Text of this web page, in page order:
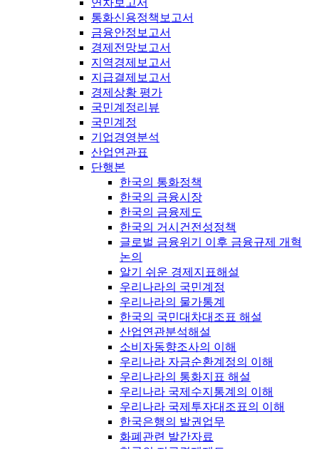
연차보고서
통화신용정책보고서
금융안정보고서
경제전망보고서
지역경제보고서
지급결제보고서
경제상황 평가
국민계정리뷰
국민계정
기업경영분석
산업연관표
단행본
한국의 통화정책
한국의 금융시장
한국의 금융제도
한국의 거시건전성정책
글로벌 금융위기 이후 금융규제 개혁
논의
알기 쉬운 경제지표해설
우리나라의 국민계정
우리나라의 물가통계
한국의 국민대차대조표 해설
산업연관분석해설
소비자동향조사의 이해
우리나라 자금순환계정의 이해
우리나라의 통화지표 해설
우리나라 국제수지통계의 이해
우리나라 국제투자대조표의 이해
한국은행의 발권업무
화폐관련 발간자료